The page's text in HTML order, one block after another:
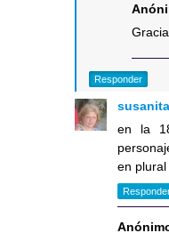
Responder
susanita
en la
en plural